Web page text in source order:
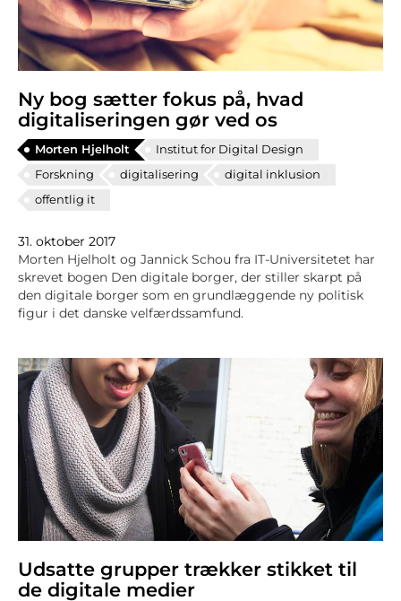
Ny bog sætter fokus på, hvad
digitaliseringen gør ved os
Morten Hjelholt
Institut for Digital Design
Forskning
digitalisering
digital inklusion
offentlig it
31. oktober 2017
Morten Hjelholt og Jannick Schou fra IT-Universitetet har
skrevet bogen Den digitale borger, der stiller skarpt på
den digitale borger som en grundlæggende ny politisk
figur i det danske velfærdssamfund.
Udsatte grupper trækker stikket til
de digitale medier